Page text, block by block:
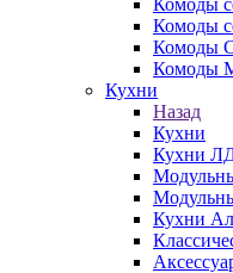
Комоды
Комоды
Комоды
Комоды
Кухни
Назад
Кухни
Кухни
Кухни